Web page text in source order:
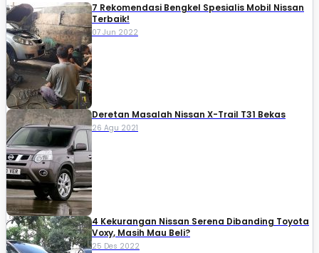
7 Rekomendasi Bengkel Spesialis Mobil Nissan
Terbaik!
07 Jun 2022
Deretan Masalah Nissan X-Trail T31 Bekas
26 Agu 2021
4 Kekurangan Nissan Serena Dibanding Toyota
Voxy, Masih Mau Beli?
25 Des 2022